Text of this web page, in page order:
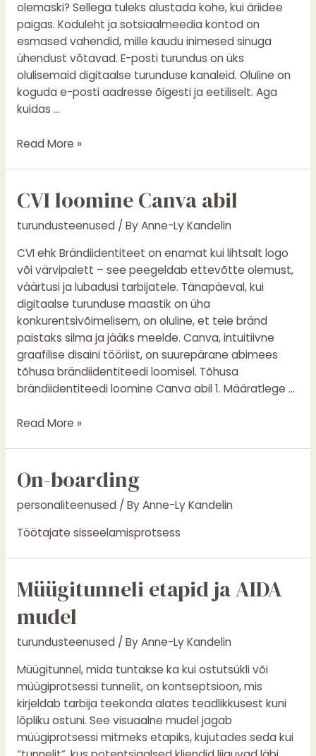
olemaski? Sellega tuleks alustada kohe, kui äriidee
paigas. Koduleht ja sotsiaalmeedia kontod on
esmased vahendid, mille kaudu inimesed sinuga
ühendust võtavad. E-posti turundus on üks
olulisemaid digitaalse turunduse kanaleid. Oluline on
koguda e-posti aadresse õigesti ja eetiliselt. Aga
kuidas …
Read More »
CVI loomine Canva abil
turundusteenused/ ByAnne-Ly Kandelin
CVI ehk Brändiidentiteet on enamat kui lihtsalt logo
või värvipalett – see peegeldab ettevõtte olemust,
väärtusi ja lubadusi tarbijatele. Tänapäeval, kui
digitaalse turunduse maastik on üha
konkurentsivõimelisem, on oluline, et teie bränd
paistaks silma ja jääks meelde. Canva, intuitiivne
graafilise disaini tööriist, on suurepärane abimees
tõhusa brändiidentiteedi loomisel. Tõhusa
brändiidentiteedi loomine Canva abil 1. Määratlege …
CVI
loomine
Canva
Read More »
On-boarding
personaliteenused/ ByAnne-Ly Kandelin
Töötajate sisseelamisprotsess
Müügitunneli etapid ja AIDA
mudel
turundusteenused/ ByAnne-Ly Kandelin
Müügitunnel, mida tuntakse ka kui ostutsükli või
müügiprotsessi tunnelit, on kontseptsioon, mis
kirjeldab tarbija teekonda alates teadlikkusest kuni
lõpliku ostuni. See visuaalne mudel jagab
müügiprotsessi mitmeks etapiks, kujutades seda kui
Müügitunneli
etapid
ja
mudel